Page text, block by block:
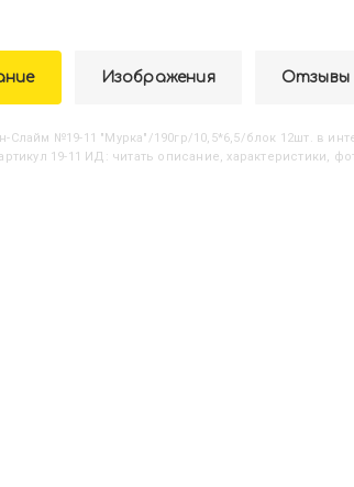
Изображения Отзывы
Слайм №19-11 "Мурка"/190гр/10,5*6,5/блок 12шт. в
19-11 ИД: читать описание, характеристики,